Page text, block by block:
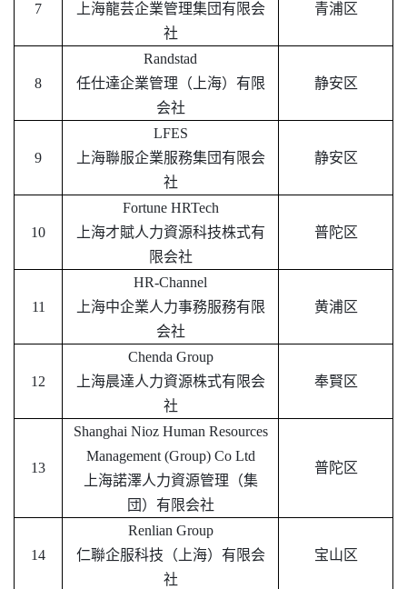
7
上海龍芸企業管理集団有限会
社
青浦区
8
Randstad
任仕達企業管理（上海）有限
会社
静安区
9
LFES
上海聯服企業服務集団有限会
社
静安区
10
Fortune HRTech
上海才賦人力資源科技株式有
限会社
普陀区
11
HR-Channel
上海中企業人力事務服務有限
会社
黄浦区
12
Chenda Group
上海晨達人力資源株式有限会
社
奉賢区
13
Shanghai Nioz Human Resources
Management (Group) Co Ltd
上海諾澤人力資源管理（集
団）有限会社
普陀区
14
Renlian Group
仁聯企服科技（上海）有限会
社
宝山区